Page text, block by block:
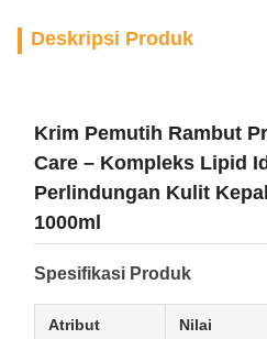
Deskripsi Produk
Krim Pemutih Rambut
Care – Kompleks Lipid
Perlindungan Kulit
1000ml
Spesifikasi Produk
Atribut Nilai